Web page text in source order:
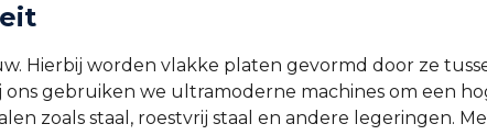
Hierbij worden vlakke platen gevormd door ze
gebruiken we ultramoderne machines om een
zoals staal, roestvrij staal en andere legeringen.